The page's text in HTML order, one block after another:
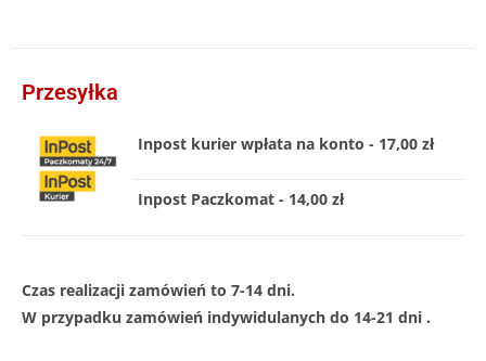
Przesyłka
Inpost kurier wpłata na konto - 17,00 zł
Inpost Paczkomat - 14,00 zł
Czas realizacji zamówień to 7-14 dni.
W przypadku zamówień indywidulanych do 14-21 dni .